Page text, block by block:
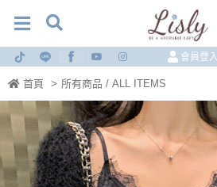
會員登入
首頁 > 所有商品 / ALL ITEMS